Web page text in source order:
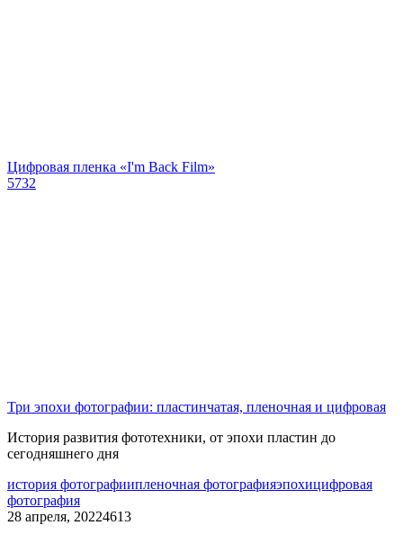
Цифровая пленка ​«I'm Back Film»
5732
Три эпохи фотографии: пластинчатая, пленочная и цифровая
История развития фототехники, от эпохи пластин до
сегодняшнего дня
история фотографиипленочная фотографияэпохицифровая
фотография
28 апреля, 20224613